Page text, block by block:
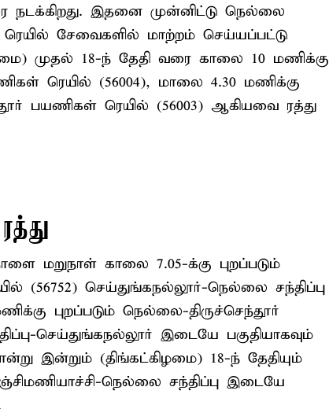
நடக்கிறது. இதனை முன்னிட்டு நெல்லை
ரெயில் சேவைகளில் மாற்றம் செய்யப்பட்டு
முதல் 18-ந் தேதி வரை காலை 10 மணிக்கு
ரெயில் (56004), மாலை 4.30 மணிக்கு
பயணிகள் ரெயில் (56003) ஆகியவை ரத்து
மறுநாள் காலை 7.05-க்கு புறப்படும்
(56752) செய்துங்கநல்லூர்-நெல்லை சந்திப்பு
புறப்படும் நெல்லை-திருச்செந்தூர்
செய்துங்கநல்லூர் இடையே பகுதியாகவும்
இன்றும் (திங்கட்கிழமை) 18-ந் தேதியும்
நெல்லை சந்திப்பு இடையே